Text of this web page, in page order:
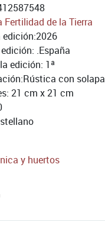
Fertilidad de la Tierra
edición:2026
.España
edición: 1ª
Rústica con solapa
21 cm x 21 cm
y huertos